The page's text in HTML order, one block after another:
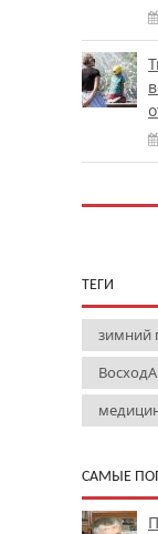
ТЕГИ
зимний
САМЫЕ